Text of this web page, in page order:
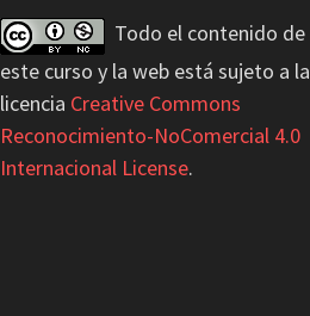
Todo el contenido de
este curso y la web está sujeto a la
licencia Creative Commons
Reconocimiento-NoComercial 4.0
Internacional License.